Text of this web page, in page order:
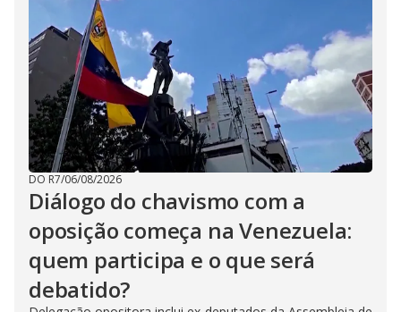
DO R7/06/08/2026
Diálogo do chavismo com a
oposição começa na Venezuela:
quem participa e o que será
debatido?